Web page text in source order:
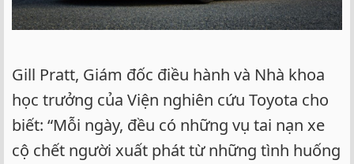
Gill Pratt, Giám đốc điều hành và Nhà khoa
học trưởng của Viện nghiên cứu Toyota cho
biết: “Mỗi ngày, đều có những vụ tai nạn xe
cộ chết người xuất phát từ những tình huống